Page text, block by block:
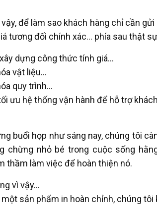
vậy, để làm sao khách hàng chỉ cần
tương đối chính xác… phía sau thật
dựng công thức tính giá…
vật liệu…
quy trình…
ưu hệ thống vận hành để hỗ trợ
buổi họp như sáng nay, chúng tôi
chừng nhỏ bé trong cuộc sống
thầm làm việc để hoàn thiện nó.
vì vậy…
một sản phẩm in hoàn chỉnh, chúng